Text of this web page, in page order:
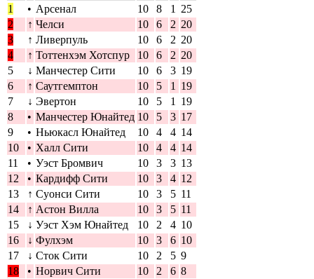
1
• Арсенал 10 8 1
25
2
↑ Челси 10 6 2 20
3
↑ Ливерпуль 10 6 2 20
4
↑ Тоттенхэм Хотспур 10 6 2 20
5
↓ Манчестер Сити 10 6 3 19
6
↑ Саутгемптон 10 5 1
19
7
↓ Эвертон 10 5 1
19
8
• Манчестер Юнайтед 10 5 3 17
9
• Ньюкасл Юнайтед 10 4 4 14
10
• Халл Сити 10 4 4 14
11
• Уэст Бромвич 10 3 3 13
12
• Кардифф Сити 10 3 4 12
13
↑ Суонси Сити 10 3 5 11
14
↑ Астон Вилла 10 3 5 11
15
↓ Уэст Хэм Юнайтед 10 2 4 10
16
↓ Фулхэм 10 3 6 10
17
↓ Сток Сити 10 2 5 9
18
• Норвич Сити 10 2 6 8